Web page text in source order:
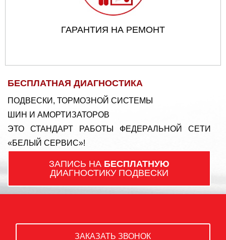
ГАРАНТИЯ НА РЕМОНТ
БЕСПЛАТНАЯ ДИАГНОСТИКА
ПОДВЕСКИ, ТОРМОЗНОЙ СИСТЕМЫ
ШИН И АМОРТИЗАТОРОВ
ЭТО СТАНДАРТ РАБОТЫ ФЕДЕРАЛЬНОЙ СЕТИ
«БЕЛЫЙ СЕРВИС»!
ЗАПИСЬ НА БЕСПЛАТНУЮ
ДИАГНОСТИКУ ПОДВЕСКИ
ЗАКАЗАТЬ ЗВОНОК